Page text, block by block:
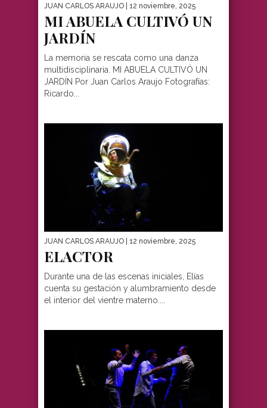
JUAN CARLOS ARAUJO | 12 noviembre, 2025
MI ABUELA CULTIVÓ UN
JARDÍN
La memoria se rescata como una danza
multidisciplinaria. MI ABUELA CULTIVÓ UN
JARDÍN Por Juan Carlos Araujo Fotografías:
Ricardo...
JUAN CARLOS ARAUJO | 12 noviembre, 2025
ELACTOR
Durante una de las escenas iniciales, Elías
cuenta su gestación y alumbramiento desde
el interior del vientre materno....